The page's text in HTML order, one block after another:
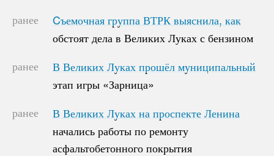
ранее
Cъемочная группа ВТРК выяснила, как
обстоят дела в Великих Луках с бензином
Cъемочная группа ВТРК выяснила, как
обстоят дела в Великих Луках с бензином
ранее
В Великих Луках прошёл муниципальный
этап игры «Зарница»
В Великих Луках прошёл муниципальный
этап игры «Зарница»
ранее
В Великих Луках на проспекте Ленина
начались работы по ремонту
асфальтобетонного покрытия
В Великих Луках на проспекте Ленина
начались работы по ремонту
асфальтобетонного покрытия